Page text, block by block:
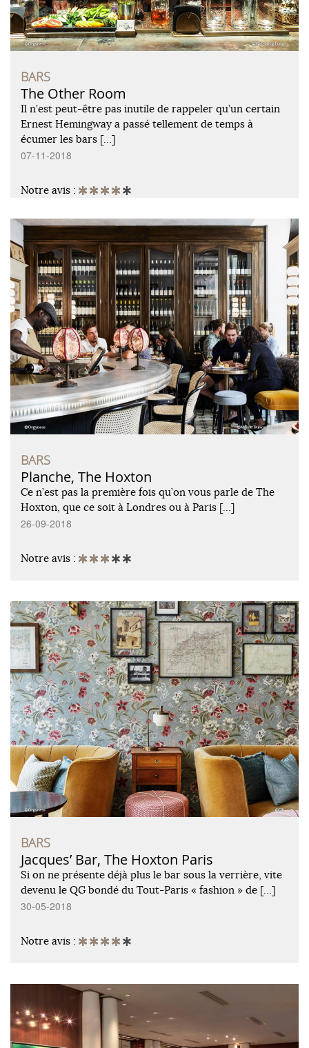
BARS
The Other Room
Il n’est peut-être pas inutile de rappeler qu’un certain
Ernest Hemingway a passé tellement de temps à
écumer les bars […]
07-11-2018
Notre avis :
BARS
Planche, The Hoxton
Ce n’est pas la première fois qu’on vous parle de The
Hoxton, que ce soit à Londres ou à Paris […]
26-09-2018
Notre avis :
BARS
Jacques’ Bar, The Hoxton Paris
Si on ne présente déjà plus le bar sous la verrière, vite
devenu le QG bondé du Tout-Paris « fashion » de […]
30-05-2018
Notre avis :